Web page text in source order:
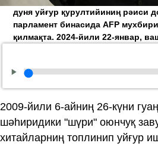
дуня уйғур қурултийиниң рәиси
парламент бинасида AFP
қилмақта. 2024-йили 22-январ,
2009-йили 6-айниң 26-күни
шәһиридики "шүри" оюнчуқ
хитайларниң топлинип уйғур